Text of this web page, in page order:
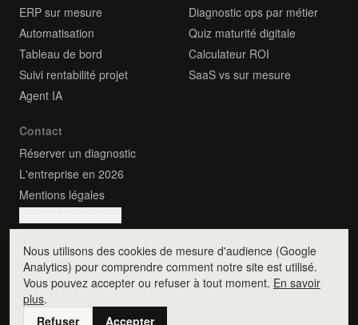
ERP sur mesure
Automatisation
Tableau de bord
Suivi rentabilité projet
Agent IA
Diagnostic ops par métier
Quiz maturité digitale
Calculateur ROI
SaaS vs sur mesure
Contact
Réserver un diagnostic
L'entreprise en 2026
Mentions légales
© 2026 Flowlab. Tous droits réservés.
Nous utilisons des cookies de mesure d'audience (Google
Analytics) pour comprendre comment notre site est utilisé.
Vous pouvez accepter ou refuser à tout moment. En savoir
plus.
Refuser
Accepter